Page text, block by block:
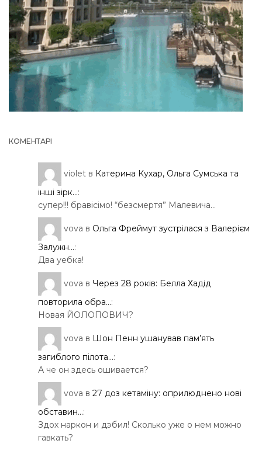
КОМЕНТАРІ
violet в Катерина Кухар, Ольга Сумська та
інші зірк...:
супер!!! бравісімо! “безсмертя” Малевича…
vova в Ольга Фреймут зустрілася з Валерієм
Залужн...:
Два уебка!
vova в Через 28 років: Белла Хадід
повторила обра...:
Новая ЙОЛОПОВИЧ?
vova в Шон Пенн ушанував пам’ять
загиблого пілота...:
А че он здесь ошивается?
vova в 27 доз кетаміну: оприлюднено нові
обставин...:
Здох наркон и дэбил! Сколько уже о нем можно
гавкать?